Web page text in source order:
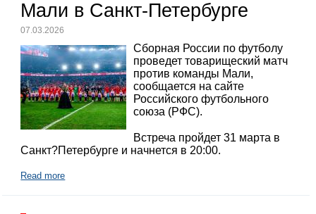
Мали в Санкт-Петербурге
07.03.2026
Сборная России по футболу
проведет товарищеский матч
против команды Мали,
сообщается на сайте
Российского футбольного
союза (РФС).
Встреча пройдет 31 марта в
Санкт?Петербурге и начнется в 20:00.
Read more